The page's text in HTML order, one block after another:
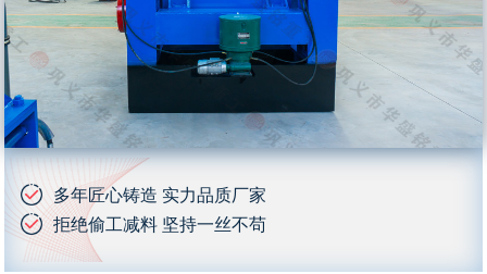
多年匠心铸造 实力品质厂家
拒绝偷工减料 坚持一丝不苟